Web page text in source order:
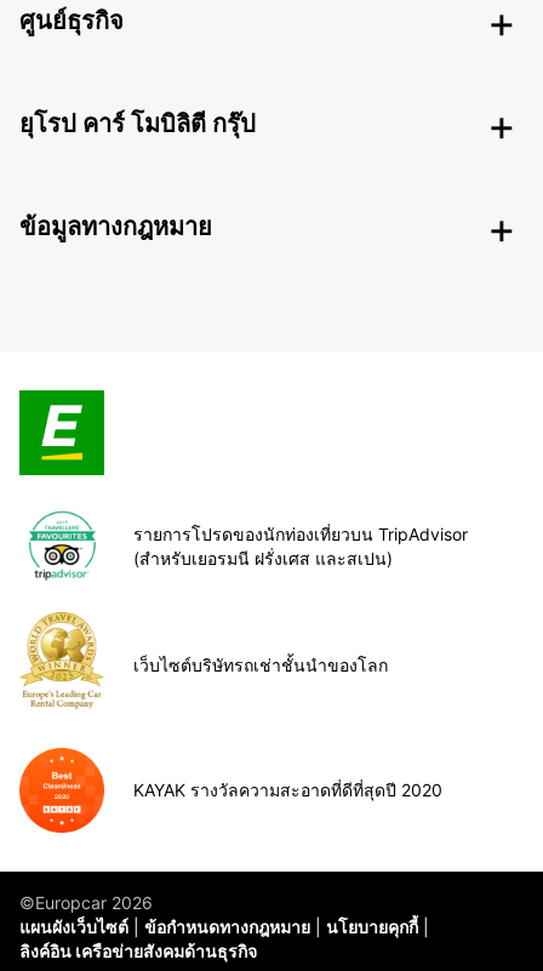
ศูนย์ธุรกิจ
ยุโรป คาร์ โมบิลิตี กรุ๊ป
ข้อมูลทางกฎหมาย
รายการโปรดของนักท่องเที่ยวบน TripAdvisor
(สำหรับเยอรมนี ฝรั่งเศส และสเปน)
เว็บไซต์บริษัทรถเช่าชั้นนำของโลก
KAYAK รางวัลความสะอาดที่ดีที่สุดปี 2020
©Europcar 2026
แผนผังเว็บไซต์
ข้อกำหนดทางกฎหมาย
นโยบายคุกกี้
ลิงค์อิน เครือข่ายสังคมด้านธุรกิจ